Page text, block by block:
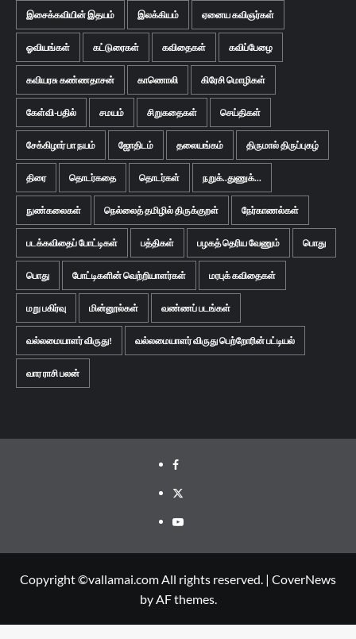
இசைக்கவியின் இதயம் இலக்கியம் ஏனைய கவிஞர்கள்
ஓவியங்கள் கட்டுரைகள் கவிதைகள் கவிப்பேழை
கவியரசு கண்ணதாசன் காணொலி கிரேசி மொழிகள்
கேள்வி-பதில் சமயம் சிறுகதைகள் செய்திகள்
சேக்கிழார் பா நயம் ஜோதிடம் தலையங்கம் திருமால் திருப்புகழ்
திரை தொடர்கதை தொடர்கள் நறுக்..துணுக்...
நுண்கலைகள் நெல்லைத் தமிழில் திருக்குறள் நேர்காணல்கள்
படக்கவிதைப் போட்டிகள் பத்திகள் பழகத் தெரிய வேணும் பொது
பொது போட்டிகளின் வெற்றியாளர்கள் மரபுக் கவிதைகள்
மறு பகிர்வு மின்னூல்கள் வண்ணப் படங்கள்
வல்லமையாளர் விருது! வல்லமையாளர் விருது பெற்றோரின் பட்டியல்
வார ராசி பலன்
Facebook
Twitter
Youtube
Copyright ©vallamai.com All rights reserved. | CoverNews
by AF themes.